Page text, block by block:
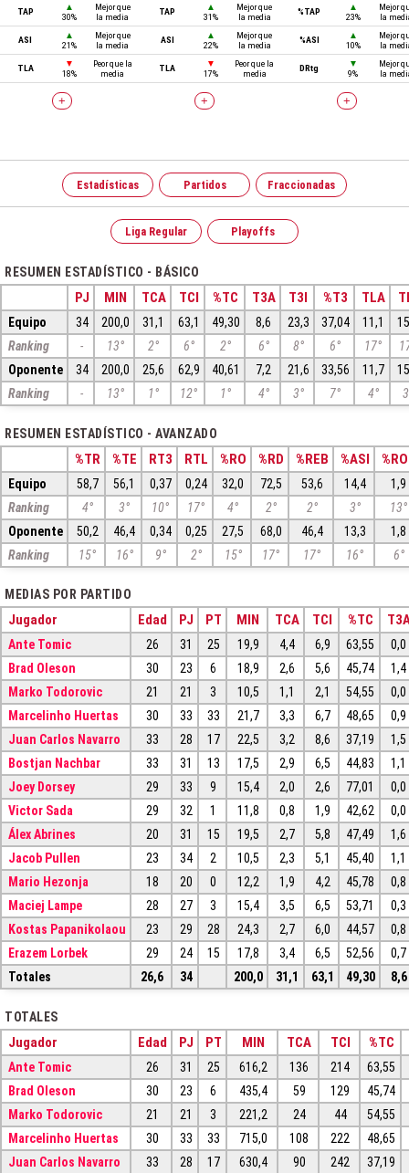
TAP
▲
30%
Mejor que
la media
ASI
▲
21%
Mejor que
la media
TLA
▼
18%
Peor que la
media
+
TAP
▲
31%
Mejor que
la media
ASI
▲
22%
Mejor que
la media
TLA
▼
17%
Peor que la
media
+
%TAP
▲
23%
Mejor
la
%ASI
▲
10%
Mejor
la
DRtg
▼
9%
Mejor
la
+
Estadísticas Partidos Fraccionadas
Liga Regular Playoffs
RESUMEN ESTADÍSTICO - BÁSICO
PJ MIN TCA TCI %TC T3A T3I %T3 TLA
Equipo 34 200,0 31,1 63,1 49,30 8,6 23,3 37,04 11,1
Ranking
- 13° 2° 6° 2° 6° 8° 6° 17°
Oponente
34 200,0 25,6 62,9 40,61 7,2 21,6 33,56 11,7
Ranking
- 13° 1° 12° 1° 4° 3° 7° 4°
RESUMEN ESTADÍSTICO - AVANZADO
%TR %TE RT3 RTL %RO %RD %REB %ASI
Equipo 58,7 56,1 0,37 0,24 32,0 72,5 53,6 14,4
1,9
Ranking
4° 3° 10° 17° 4° 2° 2° 3°
13°
Oponente
50,2 46,4 0,34 0,25 27,5 68,0 46,4 13,3
1,8
Ranking
15° 16° 9° 2° 15° 17° 17° 16° 6°
MEDIAS POR PARTIDO
Jugador Edad PJ PT MIN TCA TCI %TC
Ante Tomic 26 31 25 19,9 4,4 6,9 63,55
0,0
Brad Oleson
30 23 6 18,9 2,6 5,6 45,74
1,4
Marko Todorovic
21 21 3 10,5 1,1 2,1 54,55
0,0
Marcelinho Huertas
30 33 33 21,7 3,3 6,7 48,65
0,9
Juan Carlos Navarro
33 28 17 22,5 3,2 8,6 37,19
1,5
Bostjan Nachbar
33 31 13 17,5 2,9 6,5 44,83
1,1
Joey Dorsey
29 33 9 15,4 2,0 2,6 77,01
0,0
Victor Sada
29 32 1 11,8 0,8 1,9 42,62
0,0
Álex Abrines
20 31 15 19,5 2,7 5,8 47,49
1,6
Jacob Pullen
23 34 2 10,5 2,3 5,1 45,40
1,1
Mario Hezonja
18 20 0 12,2 1,9 4,2 45,78
0,8
Maciej Lampe
28 27 3 15,4 3,5 6,5 53,71
0,3
Kostas Papanikolaou
23 29 28 24,3 2,7 6,0 44,57
0,8
Erazem Lorbek
29 24 15 17,8 3,4 6,5 52,56
0,7
Totales
26,6 34 200,0 31,1 63,1 49,30 8,6
TOTALES
Jugador Edad PJ PT MIN TCA TCI %TC
Ante Tomic 26 31 25 616,2 136 214
63,55
Brad Oleson
30 23 6 435,4 59 129
45,74
Marko Todorovic
21 21 3 221,2 24 44
54,55
Marcelinho Huertas
30 33 33 715,0 108 222
48,65
Juan Carlos Navarro
33 28 17 630,4 90 242 37,19